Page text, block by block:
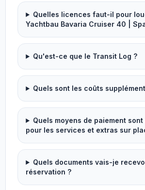
Quelles licences faut-il pour
Yachtbau Bavaria Cruiser 40 |
Qu'est-ce que le Transit Log ?
Quels sont les coûts
Quels moyens de paiement
pour les services et extras sur
Quels documents vais-je
réservation ?